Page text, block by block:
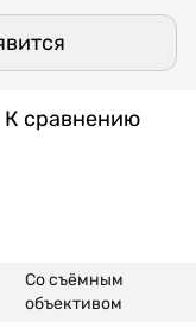
К сравнению
Со съёмным
объективом